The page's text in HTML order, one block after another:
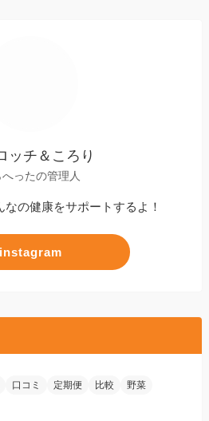
ッチ＆ころり
へったの管理人
の健康をサポートするよ！
instagram
口コミ 定期便 比較
野菜